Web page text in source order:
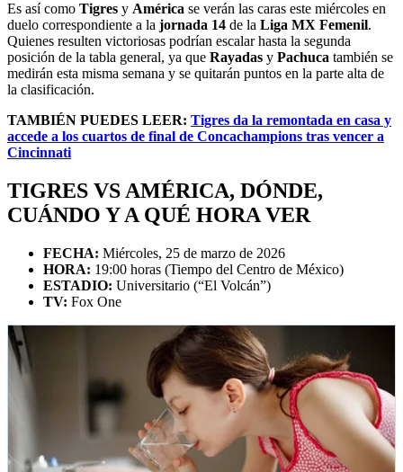
Es así como Tigres y América se verán las caras este miércoles en
duelo correspondiente a la jornada 14 de la Liga MX Femenil.
Quienes resulten victoriosas podrían escalar hasta la segunda
posición de la tabla general, ya que Rayadas y Pachuca también se
medirán esta misma semana y se quitarán puntos en la parte alta de
la clasificación.
TAMBIÉN PUEDES LEER: Tigres da la remontada en casa y
accede a los cuartos de final de Concachampions tras vencer a
Cincinnati
TIGRES VS AMÉRICA, DÓNDE,
CUÁNDO Y A QUÉ HORA VER
FECHA: Miércoles, 25 de marzo de 2026
HORA: 19:00 horas (Tiempo del Centro de México)
ESTADIO: Universitario (“El Volcán”)
TV: Fox One